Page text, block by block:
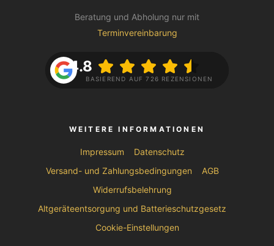
Beratung und Abholung nur mit
Terminvereinbarung
4.8
BASIEREND AUF 726 REZENSIONEN
WEITERE INFORMATIONEN
Impressum
Datenschutz
Versand- und Zahlungsbedingungen
AGB
Widerrufsbelehrung
Altgeräteentsorgung und Batterieschutzgesetz
Cookie-Einstellungen